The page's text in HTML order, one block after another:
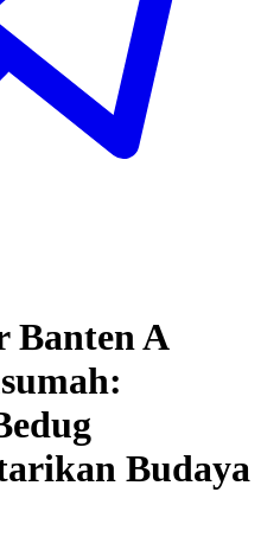
Banten A
Budaya